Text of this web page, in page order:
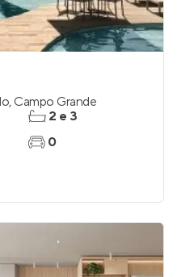
, Campo Grande
2 e 3
0